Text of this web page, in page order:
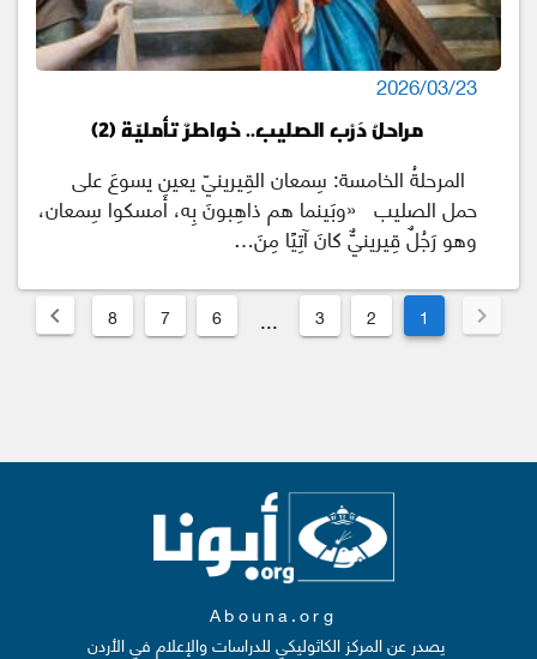
2026/03/23
مراحلُ دَرْب الصليب.. خواطرٌ تأمليّة (2)
المرحلةُ الخامسة: سِمعان القِيرينيّ يعين يسوعَ على
حمل الصليب «وبَينما هم ذاهِبونَ بِه، أَمسكوا سِمعان،
وهو رَجُلٌ قِيرينيٌّ كانَ آتِيًا مِنَ…
1
2
3
...
6
7
8
Abouna.org
يصدر عن المركز الكاثوليكي للدراسات والإعلام في الأردن